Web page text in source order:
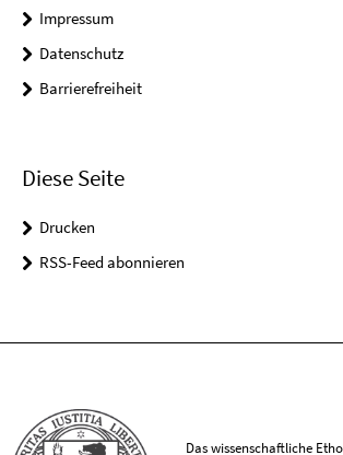
Impressum
Datenschutz
Barrierefreiheit
Diese Seite
Drucken
RSS-Feed abonnieren
Das wissenschaftliche